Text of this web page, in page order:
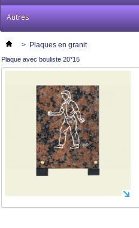
Autres
> Plaques en granit
Plaque avec bouliste 20*15